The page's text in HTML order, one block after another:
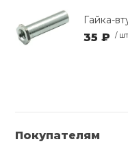
Гайка-
35 ₽ /
Покупателям